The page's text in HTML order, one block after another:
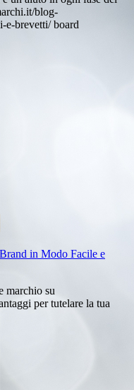
blog-
e-brevetti/ board
in Modo Facile e
marchio su
per tutelare la tua